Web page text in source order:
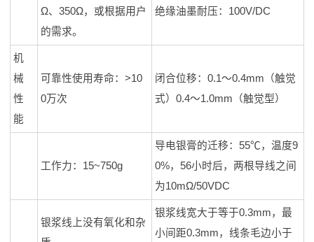
Ω、350Ω，或根据用户
的需求。
绝缘油墨耐压：100V/DC
机
械
性
能
可靠性使用寿命：>10
0万次
闭合位移：0.1～0.4mm（触觉
式）0.4～1.0mm（触觉型）
工作力：15~750g
导电银膏的迁移：55℃，温度9
0%，56小时后，两根导线之间
为10mΩ/50VDC
银浆线上没有氧化和杂
银浆线宽大于等于0.3mm，最
小间距0.3mm，线条毛边小于